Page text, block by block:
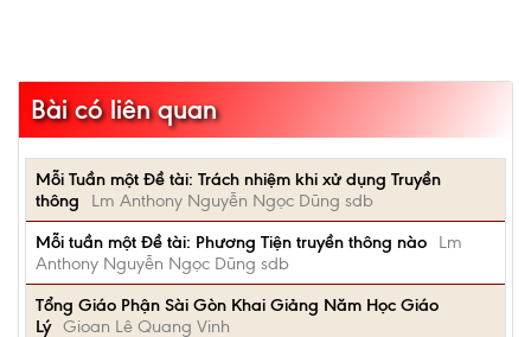
Bài có liên quan
Mỗi Tuần một Đề tài: Trách nhiệm khi xử dụng Truyền
thông
Lm Anthony Nguyễn Ngọc Dũng sdb
Mỗi tuần một Đề tài: Phương Tiện truyền thông nào
Lm
Anthony Nguyễn Ngọc Dũng sdb
Tổng Giáo Phận Sài Gòn Khai Giảng Năm Học Giáo
Lý Gioan Lê Quang Vinh